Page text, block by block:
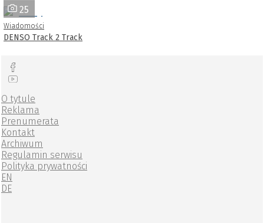
25
Wiadomości
DENSO Track 2 Track
O tytule
Reklama
Prenumerata
Kontakt
Archiwum
Regulamin serwisu
Polityka prywatności
EN
DE